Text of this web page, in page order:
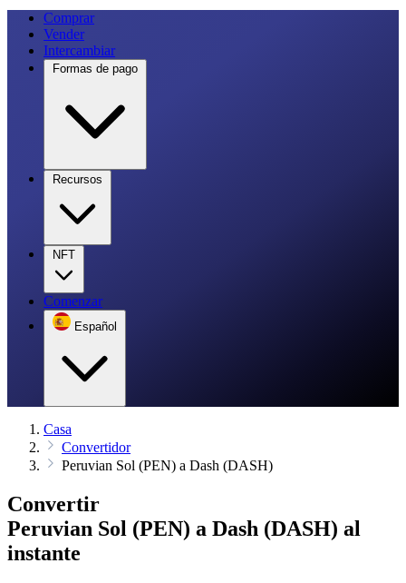
Comprar
Vender
Intercambiar
Formas de pago
Recursos
NFT
Comenzar
Español
Casa
Convertidor
Peruvian Sol (PEN) a Dash (DASH)
Convertir
Peruvian Sol (PEN) a Dash (DASH) al
instante